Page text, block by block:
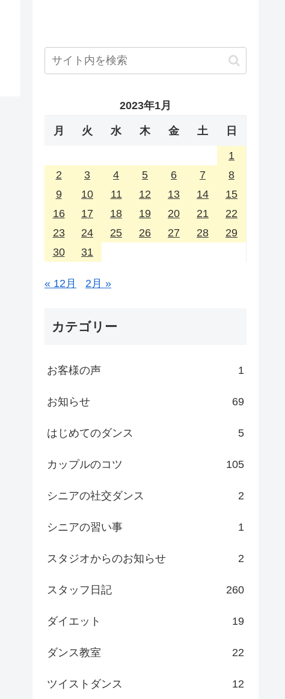
2023年1月
月 火 水 木 金 土 日
1
2
3 4 5 6 7
8
9
10 11 12 13 14
15
16
17 18 19 20 21
22
23
24 25 26 27 28
29
30
31
« 12月 2月 »
カテゴリー
お客様の声 1
お知らせ 69
はじめてのダンス 5
カップルのコツ 105
シニアの社交ダンス 2
シニアの習い事 1
スタジオからのお知らせ 2
スタッフ日記 260
ダイエット 19
ダンス教室 22
ツイストダンス 12